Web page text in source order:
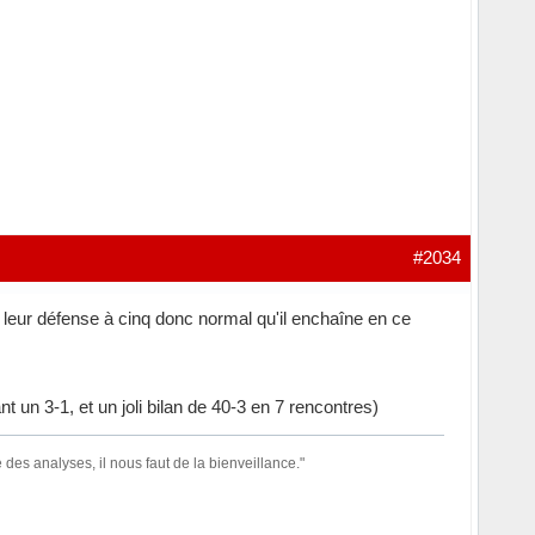
#2034
défense à cinq donc normal qu'il enchaîne en ce
un 3-1, et un joli bilan de 40-3 en 7 rencontres)
analyses, il nous faut de la bienveillance."